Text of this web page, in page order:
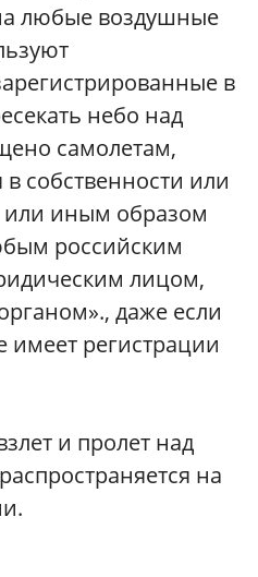
любые воздушные
в
небо над
самолетам,
в собственности или
или иным образом
российским
лицом,
даже если
имеет регистрации
и пролет над
на